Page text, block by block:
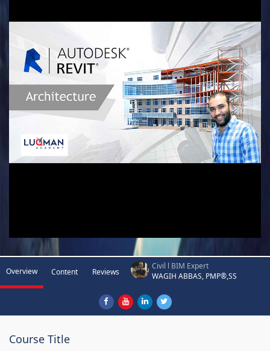
Overview Content Reviews
Civil l BIM Expert
WAGIH ABBAS, PMP®,SS
Course Title